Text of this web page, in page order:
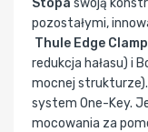
Stopa swoją
pozostałymi,
Thule Edge Clamp
redukcja hałasu) i
mocnej
system One-Key.
mocowania za